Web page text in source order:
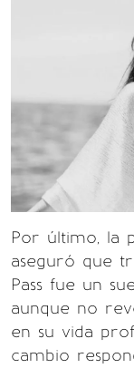
Por último, la
aseguró que
Pass fue un
aunque no
en su vida
cambio